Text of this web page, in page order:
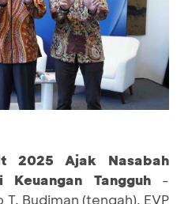
2025 Ajak Nasabah
Keuangan Tangguh-
Budiman (tengah), EVP